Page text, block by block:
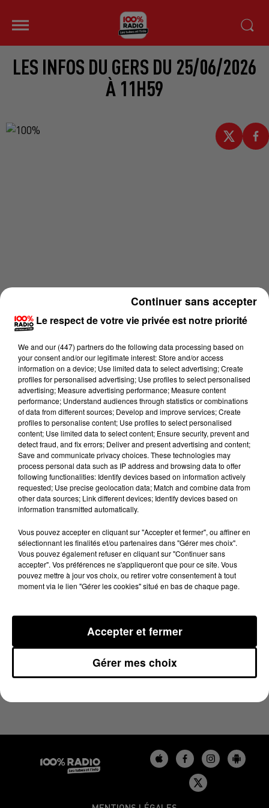
LES INFOS DU GERS DU 25/06/2026
À 11H59
Lecture (3 min 10 sec)
100%
25 juin 2026 - 3 min 10 sec
LES INFOS DU GERS DU 25/06/2026 À 11H59
Le respect de votre vie privée est notre priorité
We and our (447) partnersdo the following data processing based on
your consent and/or our legitimate interest: Store and/or access
information on a device; Use limited data to select advertising; Create
profiles for personalised advertising; Use profiles to select personalised
advertising; Measure advertising performance; Measure content
performance; Understand audiences through statistics or combinations
of data from different sources; Develop and improve services; Create
profiles to personalise content; Use profiles to select personalised
content; Use limited data to select content; Ensure security, prevent and
detect fraud, and fix errors; Deliver and present advertising and content;
Save and communicate privacy choices. These technologies may
process personal data such as IP address and browsing data to offer
following functionalities: Identify devices based on information actively
requested; Use precise geolocation data; Match and combine data from
other data sources; Link different devices; Identify devices based on
information transmitted automatically.
Vous pouvez accepter en cliquant sur "Accepter et fermer", ou affiner en
sélectionnant les finalités et/ou partenaires dans "Gérer mes choix".
Vous pouvez également refuser en cliquant sur "Continuer sans
accepter". Vos préférences ne s'appliqueront que pour ce site. Vous
pouvez mettre à jour vos choix, ou retirer votre consentement à tout
moment via le lien "Gérer les cookies" situé en bas de chaque page.
Gérer mes choix
Accepter et fermer
Continuer sans accepter